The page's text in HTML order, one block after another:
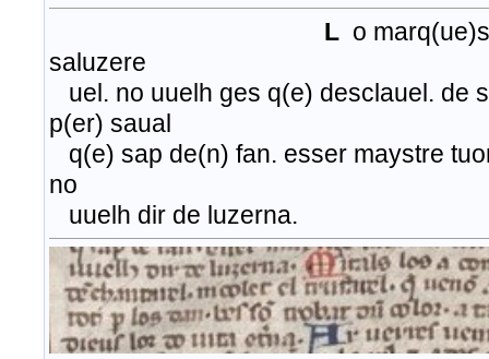
L o
saluzere
uel. no uuelh ges q(e) desclauel. de
p(er) saual
q(e) sap de(n) fan. esser maystre
no
uuelh dir de luzerna.